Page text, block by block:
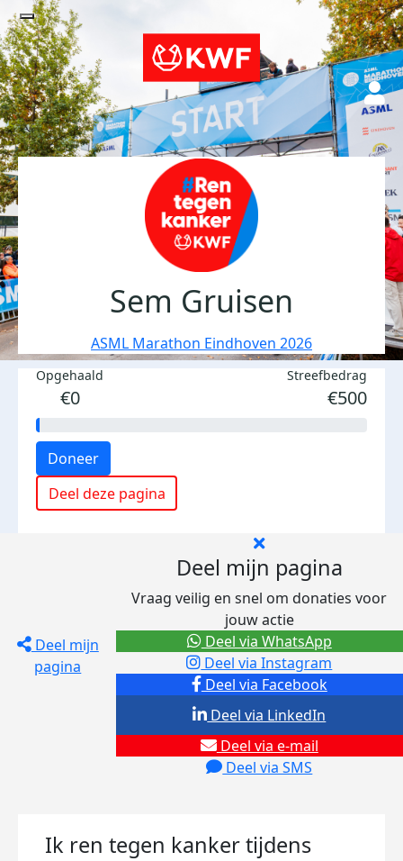
Sem Gruisen
ASML Marathon Eindhoven 2026
Opgehaald
€0
Streefbedrag
€500
Doneer
Deel deze pagina
Deel mijn
pagina
Deel mijn pagina
Vraag veilig en snel om donaties voor
jouw actie
Deel via Facebook
Deel via Instagram
Deel via e-mail
Deel via SMS
Deel via LinkedIn
Deel via WhatsApp
Ik ren tegen kanker tijdens